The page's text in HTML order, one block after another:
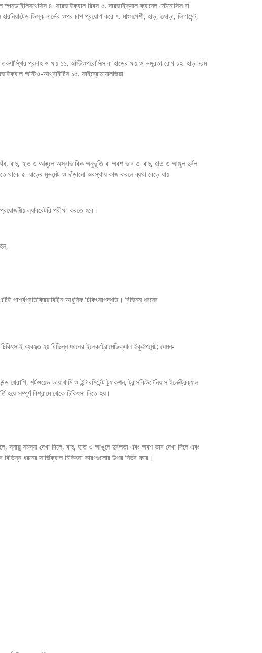
৪. সারভাইক্যাল রিবস ৫. সারভাইক্যাল ক্যানেল স্টেনোসিস বা
ডিস্ক নার্ভের ওপর চাপ প্রয়োগ করে ৭. মাংসপেশী, হাড়, জোড়া, লিগামেন্ট,
প্রদাহ ও ক্ষয় ১১. অস্টিওপরোসিস বা হাড়ের ক্ষয় ও ভঙ্গুরতা রোগ ১২. হাড় নরম
অস্টিও-আর্থ্রাইটিস ১৫. ফাইব্রোমায়ালজিয়া
বাহু, হাত ও আঙুলে অস্বাভাবিক অনুভূতি বা অবশ ভাব ৩. বাহু, হাত ও আঙুল দুর্বল
৫. ঘাড়ের মুভমেন্ট ও দাঁড়ানো অবস্থায় কাজ করলে ব্যথা বেড়ে যায়
ল্যাবরেটরি পরীক্ষা করতে হবে।
পার্শ্বপ্রতিক্রিয়াবিহীন আধুনিক চিকিৎসাপদ্ধতি। বিভিন্ন ধরনের
ব্যবহৃত হয় বিভিন্ন ধরনের ইলেকট্রোমেডিক্যাল ইকুইপমেন্ট; যেমন-
শর্টওয়েভ ডায়াথার্মি ও ইন্টারমিটেন্ট ট্র্যাকশন, ট্রান্সকিউটেনিয়াস ইলেক্ট্রিক্যাল
সম্পূর্ণ বিশ্রামে থেকে চিকিৎসা নিতে হয়।
স্নায়ু সমস্যা দেখা দিলে, বাহু, হাত ও আঙুলে দুর্বলতা এবং অবশ ভাব দেখা দিলে এবং
ধরনের সার্জিক্যাল চিকিৎসা কারণগুলোর উপর নির্ভর করে।